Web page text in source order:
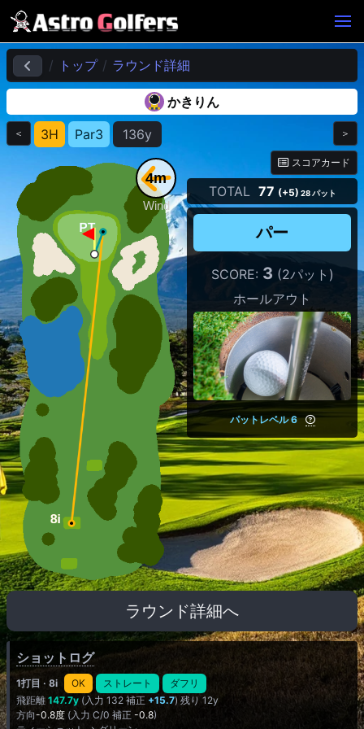
トップ ラウンド詳細
かきりん
＜ 3H Par3 136y ＞
4m
Wind
スコアカード
TOTAL 77 (+5) 28 パット
パー
SCORE: 3 (2パット)
ホールアウト
パットレベル 6
ラウンド詳細へ
ショットログ
1打目 · 8i OK ストレート
ダフリ
飛距離 147.7y (入力 132 補正 +15.7) 残り 12y
方向-0.8度 (入力 C/0 補正 -0.8)